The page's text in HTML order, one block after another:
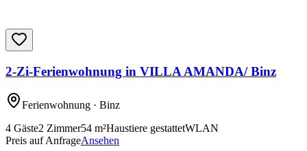
2-Zi-Ferienwohnung in VILLA AMANDA/ Binz
Ferienwohnung · Binz
4 Gäste2 Zimmer54 m²Haustiere gestattetWLAN
Preis auf AnfrageAnsehen